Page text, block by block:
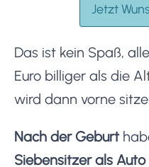
Jetzt
Das ist kein Spaß,
Euro billiger als die
wird dann vorne
Nach der Geburt
Siebensitzer als Auto